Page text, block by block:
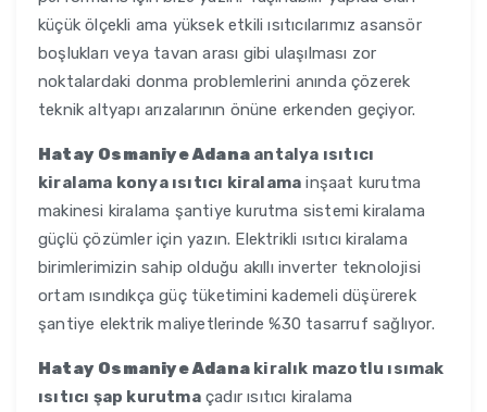
küçük ölçekli ama yüksek etkili ısıtıcılarımız asansör
boşlukları veya tavan arası gibi ulaşılması zor
noktalardaki donma problemlerini anında çözerek
teknik altyapı arızalarının önüne erkenden geçiyor.
Hatay Osmaniye Adana antalya ısıtıcı
kiralama konya ısıtıcı kiralama inşaat kurutma
makinesi kiralama şantiye kurutma sistemi kiralama
güçlü çözümler için yazın. Elektrikli ısıtıcı kiralama
birimlerimizin sahip olduğu akıllı inverter teknolojisi
ortam ısındıkça güç tüketimini kademeli düşürerek
şantiye elektrik maliyetlerinde %30 tasarruf sağlıyor.
Hatay Osmaniye Adana kiralık mazotlu ısımak
ısıtıcı şap kurutmaçadır ısıtıcı kiralama